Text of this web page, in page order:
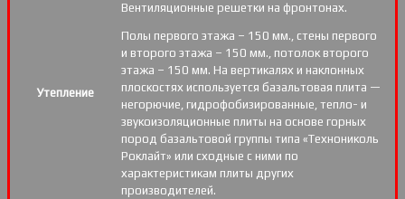
Вентиляционные решетки на фронтонах.
Утепление
Полы первого этажа – 150 мм., стены первого
и второго этажа – 150 мм., потолок второго
этажа – 150 мм. На вертикалях и наклонных
плоскостях используется базальтовая плита —
негорючие, гидрофобизированные, тепло- и
звукоизоляционные плиты на основе горных
пород базальтовой группы типа «Технониколь
Роклайт» или сходные с ними по
характеристикам плиты других
производителей.